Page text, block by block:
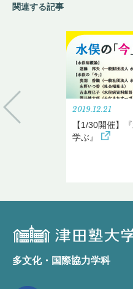
関連する記事
2019.12.21
【1/30開催】
学ぶ』
多文化・国際協力学科